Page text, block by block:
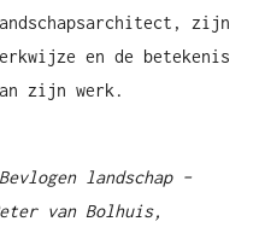
zijn
en de betekenis
zijn werk.
landschap –
van Bolhuis,